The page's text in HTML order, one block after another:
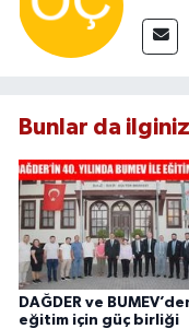
Bunlar da
DAĞDER ve
eğitim için güç birliği